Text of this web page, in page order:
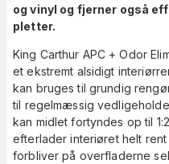
og vinyl og fjerner også
pletter.
King Carthur APC + Odor
et ekstremt alsidigt
kan bruges til grundig
til regelmæssig
kan midlet fortyndes op til
efterlader interiøret helt
forbliver på overfladerne